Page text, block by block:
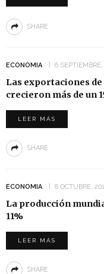
SHARE
ECONOMIA 6 SEPTIEMBRE,
Las exportaciones
crecieron más de un
LEER MÁS
SHARE
ECONOMIA 8 OCTUBRE,
La producción
11%
LEER MÁS
SHARE